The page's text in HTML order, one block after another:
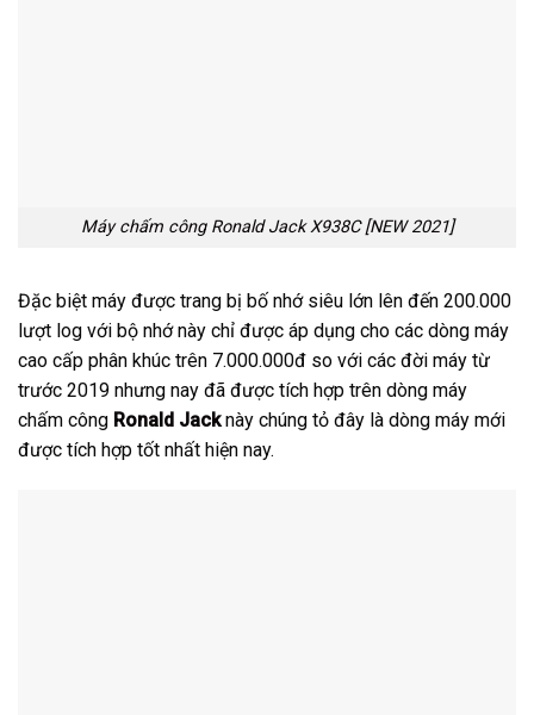
Máy chấm công Ronald Jack X938C [NEW 2021]
Đặc biệt máy được trang bị bố nhớ siêu lớn lên đến 200.000
lượt log với bộ nhớ này chỉ được áp dụng cho các dòng máy
cao cấp phân khúc trên 7.000.000đ so với các đời máy từ
trước 2019 nhưng nay đã được tích hợp trên dòng máy
chấm công Ronald Jacknày chúng tỏ đây là dòng máy mới
được tích hợp tốt nhất hiện nay.